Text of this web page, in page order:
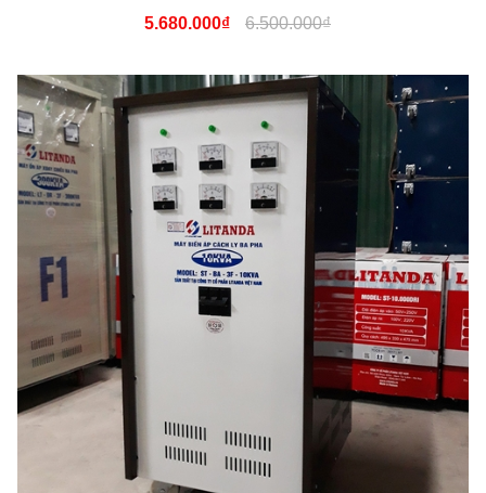
5.680.000₫ 6.500.000₫